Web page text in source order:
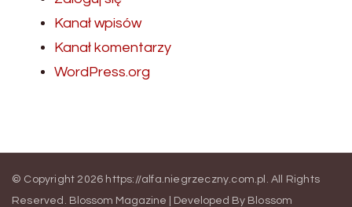
Kanał wpisów
Kanał komentarzy
WordPress.org
© Copyright 2026 https://alfa.niegrzeczny.com.pl . All Rights
Reserved. Blossom Magazine | Developed By Blossom